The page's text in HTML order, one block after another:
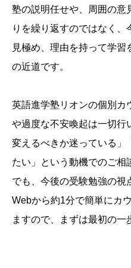
塾の説明任せや、
周囲の意
りを繰り返すのではなく、
見極め、 理由を持って学習
の近道です。
英語進学塾リオンの個別カ
や過度な不安喚起は一切行
変えるべきか迷っている」
たい」という動機でのご相
でも、 今後の受験勉強の視
Webから約1分で簡単にカ
ますので、
まずは最初の一